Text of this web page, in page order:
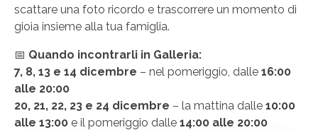
EVENTI
IL TUO BUSINESS AL CENTRO
CONTATTI
scattare una foto ricordo e trascorrere un momento di
gioia insieme alla tua famiglia.
📅 Quando incontrarli in Galleria:
7, 8, 13 e 14 dicembre – nel pomeriggio, dalle 16:00
alle 20:00
20, 21, 22, 23 e 24 dicembre – la mattina dalle 10:00
alle 13:00 e il pomeriggio dalle 14:00 alle 20:00